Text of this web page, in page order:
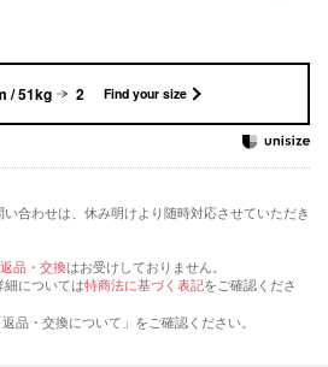
/ 51kg 2 Find your size
合わせは、休み明けより随時対応させていただき
品・交換はお受けしておりません。
については特商法に基づく表記をご確認くださ
品・交換について」をご確認ください。